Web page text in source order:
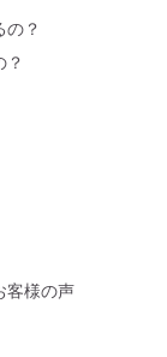
天然温
そうじ～
っと清々
の？
？
客様の声